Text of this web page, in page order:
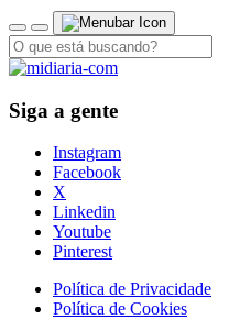
Siga a gente
Instagram
Facebook
X
Linkedin
Youtube
Pinterest
Política de Privacidade
Política de Cookies